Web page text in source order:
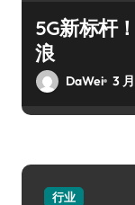
5G新标杆
浪
DaWei 3
行业